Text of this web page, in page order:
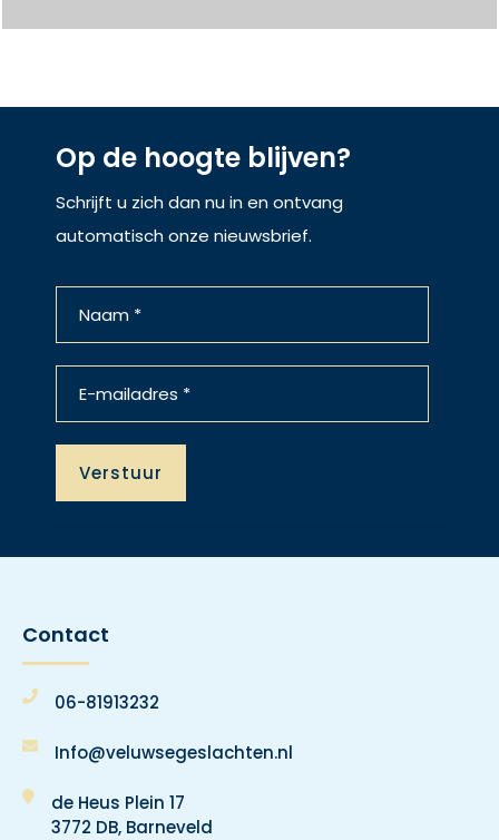
Op de hoogte blijven?
Schrijft u zich dan nu in en ontvang
automatisch onze nieuwsbrief.
Contact
06-81913232
Info@veluwsegeslachten.nl
de Heus Plein 17
3772 DB, Barneveld